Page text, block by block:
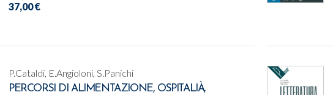
37,00 €
P.Cataldi, E.Angioloni, S.Panichi
PERCORSI DI ALIMENTAZIONE, OSPITALIÀ,